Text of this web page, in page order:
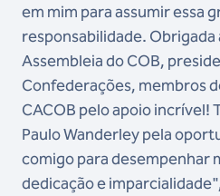
em mim para assumir essa
responsabilidade. Obrigada
Assembleia do COB,
Confederações, membros
CACOB pelo apoio incrível!
Paulo Wanderley pela
comigo para desempenhar
dedicação e